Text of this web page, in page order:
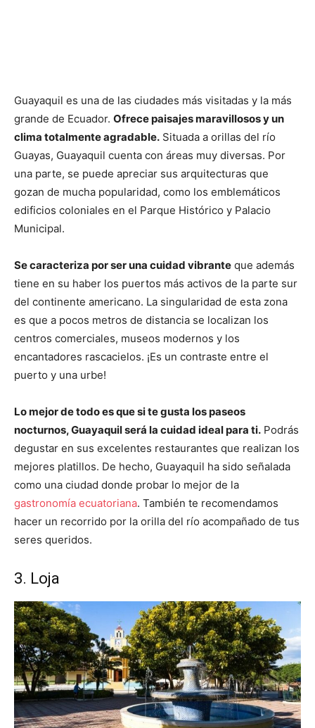
Guayaquil es una de las ciudades más visitadas y la más
grande de Ecuador. Ofrece paisajes maravillosos y un
clima totalmenteagradable. Situada a orillas del río
Guayas, Guayaquil cuenta con áreas muy diversas. Por
una parte, se puede apreciar sus arquitecturas que
gozan de mucha popularidad, como los emblemáticos
edificios coloniales en el Parque Histórico y Palacio
Municipal.
Se caracteriza por ser una cuidad vibrante que además
tiene en su haber los puertos más activos de la parte sur
del continente americano. La singularidad de esta zona
es que a pocos metros de distancia se localizan los
centros comerciales, museos modernos y los
encantadores rascacielos. ¡Es un contraste entre el
puerto y una urbe!
Lo mejor de todo es que si te gusta los paseos
nocturnos, Guayaquil será la cuidad ideal para ti. Podrás
degustar en sus excelentes restaurantes que realizan los
mejores platillos. De hecho, Guayaquil ha sido señalada
como una ciudad donde probar lo mejor de la
gastronomía ecuatoriana. También te recomendamos
hacer un recorrido por la orilla del río acompañado de tus
seres queridos.
3. Loja